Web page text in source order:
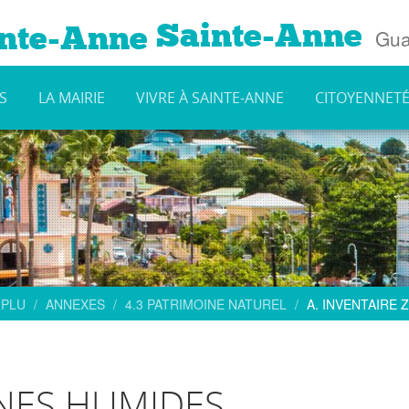
Sainte-Anne
LA MAIRIE VIVRE À SAINTE-ANNE CITOYENNETÉ
ANNEXES 4.3 PATRIMOINE NATUREL A. INVENTAIRE